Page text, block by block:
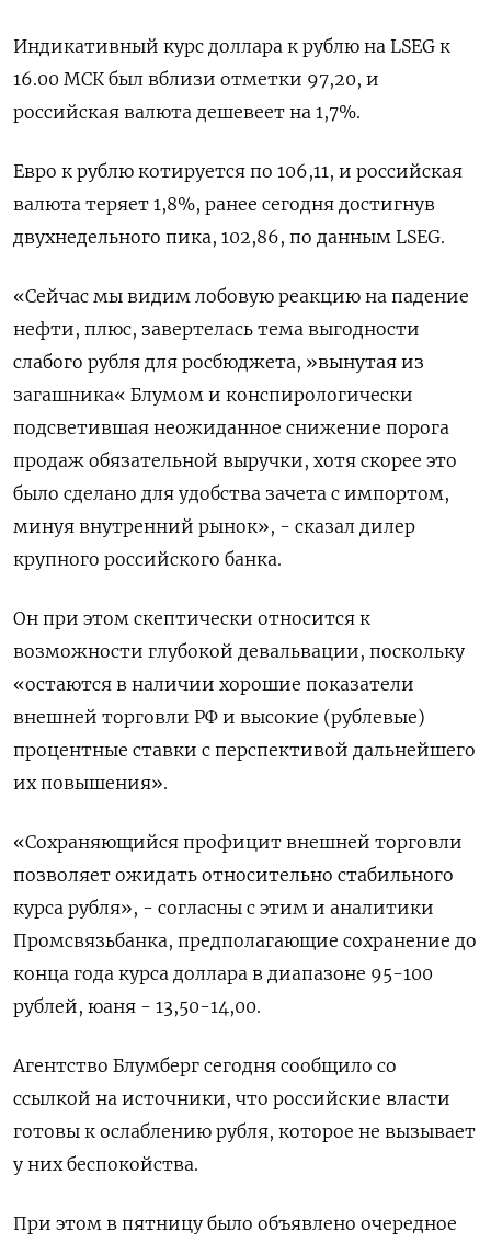
Индикативный курс доллара к рублю на LSEG к
16.00 МСК был вблизи отметки 97,20, и
российская валюта дешевеет на 1,7%.
Евро к рублю котируется по 106,11, и российская
валюта теряет 1,8%, ранее сегодня достигнув
двухнедельного пика, 102,86, по данным LSEG.
«Сейчас мы видим лобовую реакцию на падение
нефти, плюс, завертелась тема выгодности
слабого рубля для росбюджета, »вынутая из
загашника« Блумом и конспирологически
подсветившая неожиданное снижение порога
продаж обязательной выручки, хотя скорее это
было сделано для удобства зачета с импортом,
минуя внутренний рынок», - сказал дилер
крупного российского банка.
Он при этом скептически относится к
возможности глубокой девальвации, поскольку
«остаются в наличии хорошие показатели
внешней торговли РФ и высокие (рублевые)
процентные ставки с перспективой дальнейшего
их повышения».
«Сохраняющийся профицит внешней торговли
позволяет ожидать относительно стабильного
курса рубля», - согласны с этим и аналитики
Промсвязьбанка, предполагающие сохранение до
конца года курса доллара в диапазоне 95-100
рублей, юаня - 13,50-14,00.
Агентство Блумберг сегодня сообщило со
ссылкой на источники, что российские власти
готовы к ослаблению рубля, которое не вызывает
у них беспокойства.
При этом в пятницу было объявлено очередное